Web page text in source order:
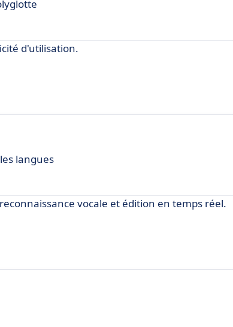
d'utilisation.
langues
vocale et édition en temps réel.